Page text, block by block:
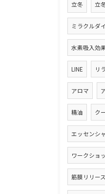
立冬 立
ミラクルダ
水素吸入効
LINE リ
アロマ
精油 ク
エッセンシ
ワークショ
筋膜リリース